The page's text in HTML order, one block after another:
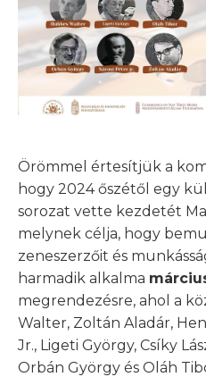
Örömmel értesítjük a
hogy 2024 őszétől egy
sorozat vette kezdetét
melynek célja, hogy
zeneszerzőit és
harmadik alkalma
megrendezésre, ahol a
Walter, Zoltán Aladár,
Jr., Ligeti György, Csíky
Orbán György és Oláh